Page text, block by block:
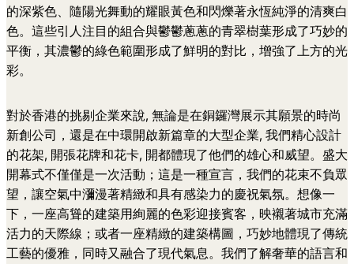
的深紫色、隨陽光舞動的耀眼黃色和閃爍著永恆純淨的清爽白
色。這些引人注目的組合與鬱鬱蔥蔥的青翠樹葉形成了巧妙的
平衡，其濃鬱的綠色範圍形成了鮮明的對比，增強了上方的光
彩。
對於香港的挑剔企業來說, 無論是在銅鑼灣展示其願景的時尚
新創公司，還是在中環開啟新篇章的大型企業, 我們精心設計
的花架, 開張花牌和花卡, 開都體現了他們的雄心和威望。盛大
開幕式不僅僅是一次活動；這是一種宣言，我們的花束不負眾
望，讓空氣中瀰漫著精緻和具有感染力的慶祝氣氛。想像一
下，一座高聳的建築用絢麗的色彩迎接賓客，映襯著城市充滿
活力的天際線；或者一座精緻的建築構圖，巧妙地體現了傳統
工藝的優雅，同時又融合了現代氣息。我們了解奢華的語言和